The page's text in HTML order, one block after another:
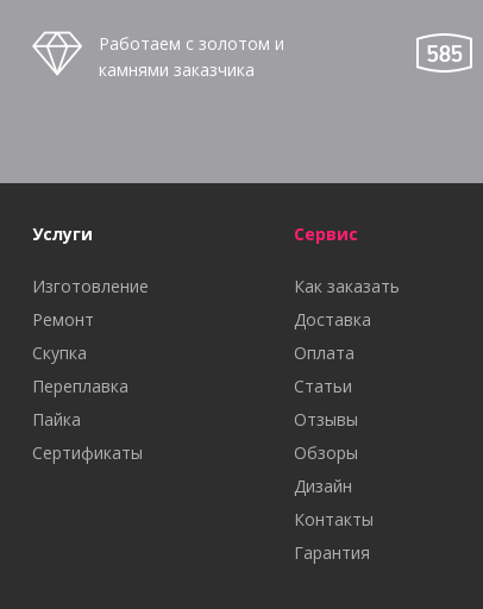
Работаем с золотом и
камнями заказчика
Услуги
Изготовление
Ремонт
Скупка
Переплавка
Пайка
Сертификаты
Сервис
Как заказать
Доставка
Оплата
Статьи
Отзывы
Обзоры
Дизайн
Контакты
Гарантия